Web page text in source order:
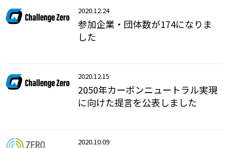
2020.12.24
参加企業・団体数が174になりま
した
2020.12.15
2050年カーボンニュートラル実現
に向けた提言を公表しました
2020.10.09